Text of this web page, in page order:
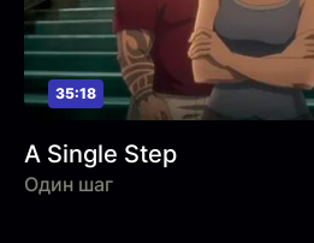
35:18
A Single Step
Один шаг